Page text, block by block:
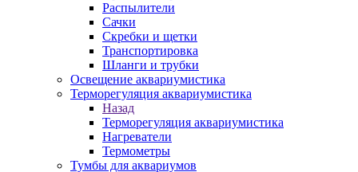
Распылители
Сачки
Скребки и щетки
Транспортировка
Шланги и трубки
Освещение аквариумистика
Терморегуляция аквариумистика
Назад
Терморегуляция аквариумистика
Нагреватели
Термометры
Тумбы для аквариумов